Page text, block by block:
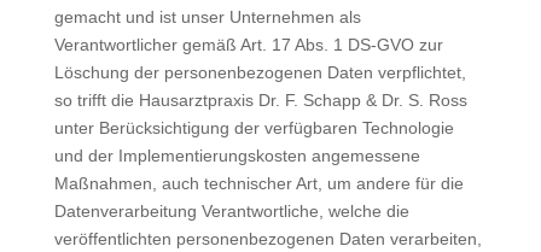
gemacht und ist unser Unternehmen als
Verantwortlicher gemäß Art. 17 Abs. 1 DS-GVO zur
Löschung der personenbezogenen Daten verpflichtet,
so trifft die Hausarztpraxis Dr. F. Schapp & Dr. S. Ross
unter Berücksichtigung der verfügbaren Technologie
und der Implementierungskosten angemessene
Maßnahmen, auch technischer Art, um andere für die
Datenverarbeitung Verantwortliche, welche die
veröffentlichten personenbezogenen Daten verarbeiten,